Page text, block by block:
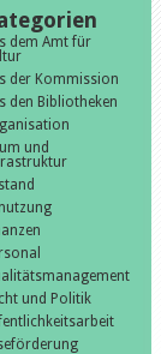
dem Amt für
der Kommission
den Bibliotheken
und
und Politik